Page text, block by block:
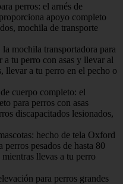
perros: el arnés de
apoyo completo
mochila de transporte
mochila transportadora para
a tu perro con asas y llevar al
llevar a tu perro en el pecho o
cuerpo completo: el
para perros con asas
discapacitados lesionados,
hecho de tela Oxford
pesados de hasta 80
llevas a tu perro
para perros grandes